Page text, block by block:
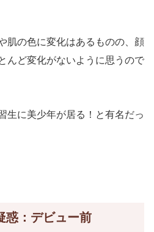
肌の色に変化はあるものの、顔
んど変化がないように思うので
生に美少年が居る！と有名だっ
惑：デビュー前